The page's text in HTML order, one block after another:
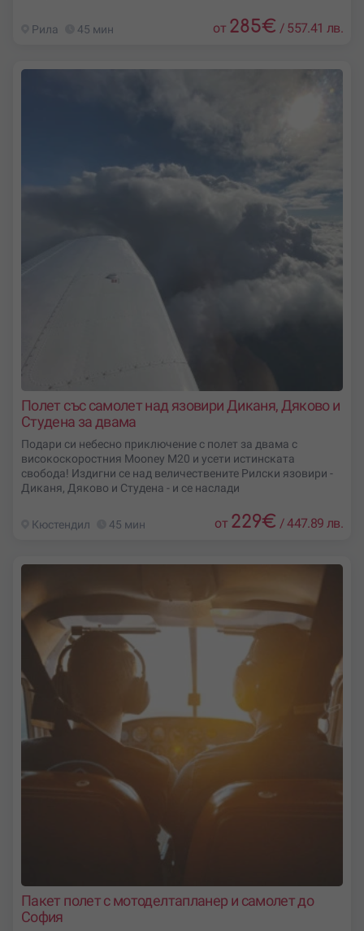
Рила 45 мин от 285€ / 557.41 лв.
Полет със самолет над язовири Диканя, Дяково и
Студена за двама
Подари си небесно приключение с полет за двама с
високоскоростния Mooney M20 и усети истинската
свобода! Издигни се над величествените Рилски язовири -
Диканя, Дяково и Студена - и се наслади
Кюстендил 45 мин от 229€ /447.89 лв.
Пакет полет с мотоделтапланер и самолет до
София